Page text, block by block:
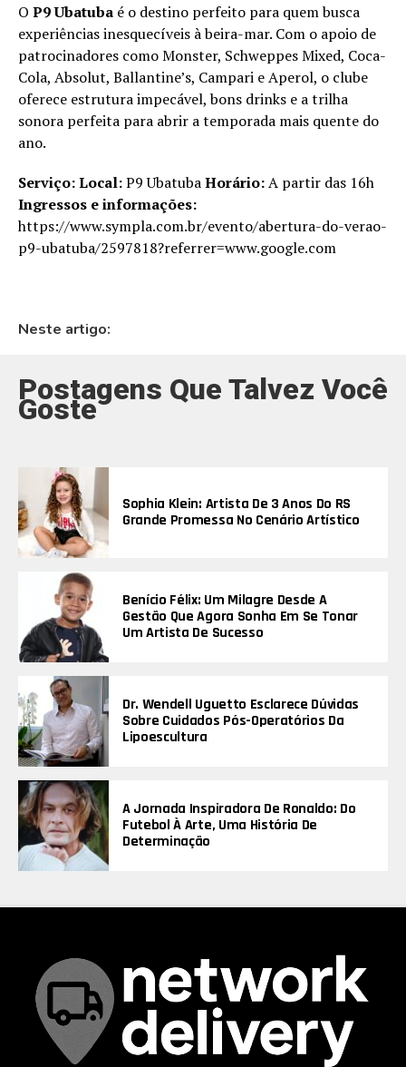
O P9 Ubatuba é o destino perfeito para quem busca
experiências inesquecíveis à beira-mar. Com o apoio de
patrocinadores como Monster, Schweppes Mixed, Coca-
Cola, Absolut, Ballantine’s, Campari e Aperol, o clube
oferece estrutura impecável, bons drinks e a trilha
sonora perfeita para abrir a temporada mais quente do
ano.
Serviço: Local:P9 UbatubaHorário:A partir das 16h
Ingressos e informações:
https://www.sympla.com.br/evento/abertura-do-verao-
p9-ubatuba/2597818?referrer=www.google.com
Neste artigo:
Postagens Que Talvez Você
Goste
Sophia Klein: Artista De 3 Anos Do RS
Grande Promessa No Cenário Artístico
Benício Félix: Um Milagre Desde A
Gestão Que Agora Sonha Em Se Tonar
Um Artista De Sucesso
Dr. Wendell Uguetto Esclarece Dúvidas
Sobre Cuidados Pós-Operatórios Da
Lipoescultura
A Jornada Inspiradora De Ronaldo: Do
Futebol À Arte, Uma História De
Determinação